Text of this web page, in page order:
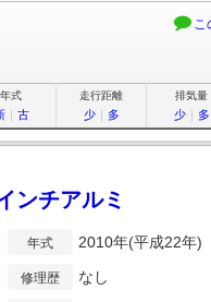
こ
年式
｜ 古
走行距離
少｜ 多
排気量
少｜ 多
ンチアルミ
年式 2010年(平成22年)
修理歴 なし